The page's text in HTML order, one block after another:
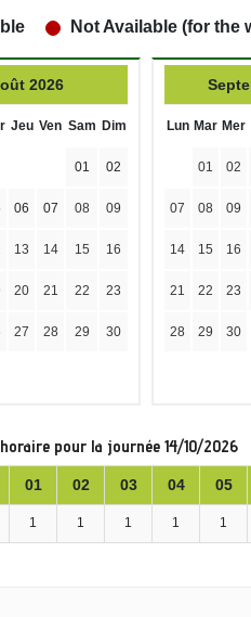
Not Available (for the
2026
Jeu Ven Sam Dim
01 02
06 07 08 09
13 14 15 16
20 21 22 23
27 28 29 30
Lun Mar Mer
01 02
07 08 09
14 15 16
21 22 23
28 29 30
pour la journée 14/10/2026
01 02 03 04 05
1 1 1 1 1